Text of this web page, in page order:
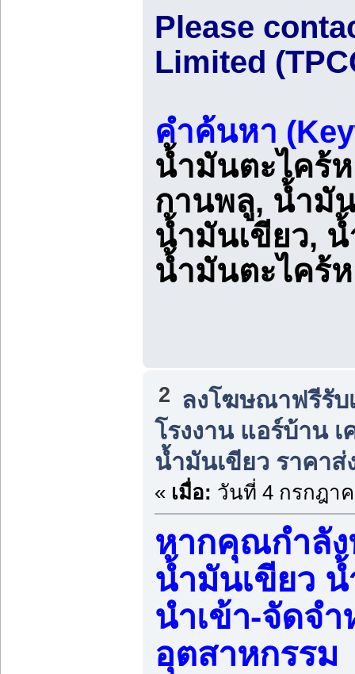
Please
Limited
คำค้นหา
น้ำมันตะไคร้
กานพลู, น้ำมั
น้ำมันเขียว,
น้ำมันตะไคร้
2 ลงโฆษณาฟรีรับ
โรงงาน แอร์บ้าน เ
น้ำมันเขียว ราคาส่
« เมื่อ: วันที่ 4 กรกฎาค
หากคุณกำลัง
น้ำมันเขียว
นำเข้า-จัดจำ
อุตสาหกรรม